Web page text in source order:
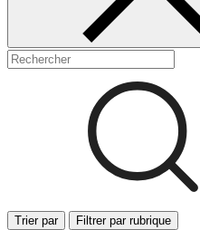
Trier par Filtrer par rubrique